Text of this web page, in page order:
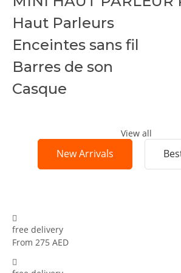
Haut Parleurs
Enceintes sans fil
Barres de son
Casque
View all
New Arrivals
free delivery
From 275 AED